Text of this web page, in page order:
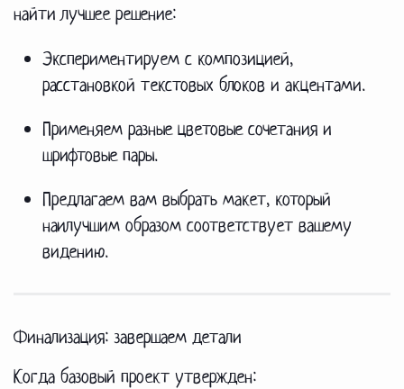
найти лучшее решение:
Экспериментируем с композицией,
расстановкой текстовых блоков и акцентами.
Применяем разные цветовые сочетания и
шрифтовые пары.
Предлагаем вам выбрать макет, который
наилучшим образом соответствует вашему
видению.
Финализация: завершаем детали
Когда базовый проект утвержден: